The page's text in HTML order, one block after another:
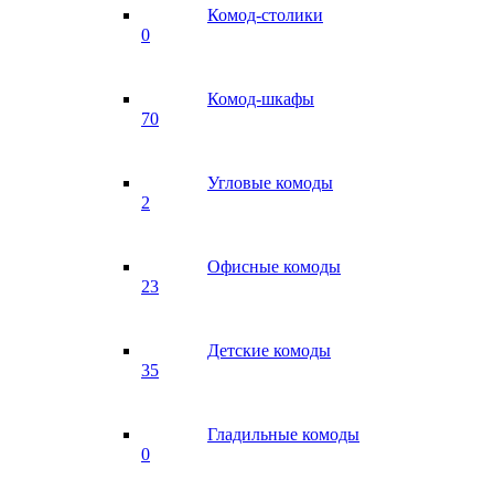
Комод-столики
0
Комод-шкафы
70
Угловые комоды
2
Офисные комоды
23
Детские комоды
35
Гладильные комоды
0